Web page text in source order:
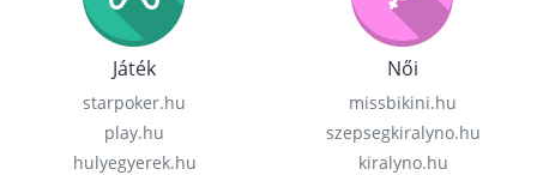
Játék
starpoker.hu
play.hu
hulyegyerek.hu
Női
missbikini.hu
szepsegkiralyno.hu
kiralyno.hu